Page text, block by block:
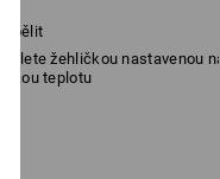
Nebělit
Žehlete žehličkou nastavenou na
nízkou teplotu